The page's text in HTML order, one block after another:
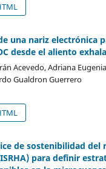
una nariz electrónica
desde el aliento
Acevedo, Adriana
Gualdron Guerrero
de sostenibilidad del
para definir